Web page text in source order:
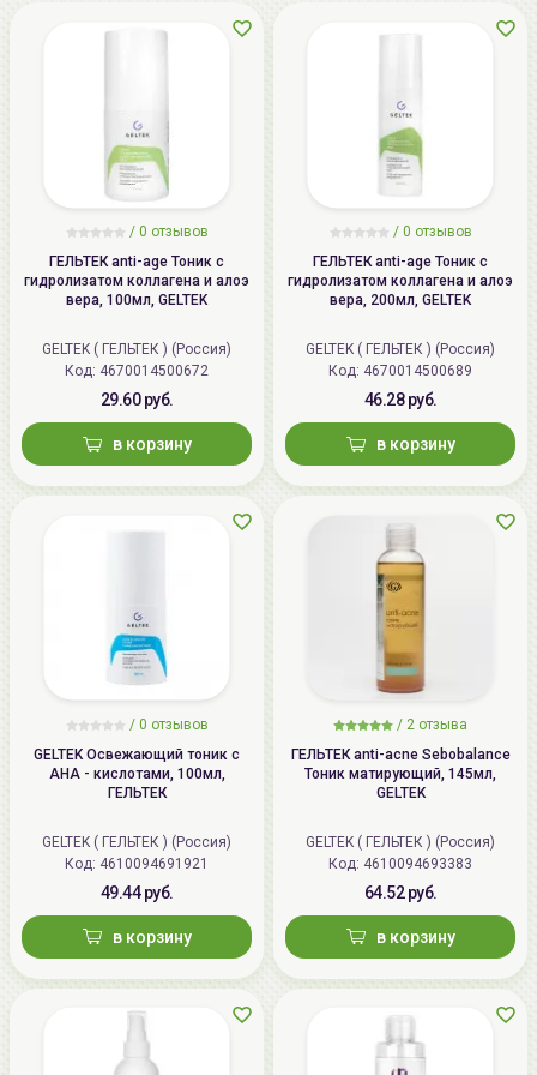
/ 0 отзывов
ГЕЛЬТЕК anti-age Тоник с
гидролизатом коллагена и алоэ
вера, 100мл, GELTEK
GELTEK ( ГЕЛЬТЕК ) (Россия)
Код: 4670014500672
29.60 руб.
в корзину
/ 0 отзывов
ГЕЛЬТЕК anti-age Тоник с
гидролизатом коллагена и алоэ
вера, 200мл, GELTEK
GELTEK ( ГЕЛЬТЕК ) (Россия)
Код: 4670014500689
46.28 руб.
в корзину
/ 0 отзывов
GELTEK Освежающий тоник с
АНА - кислотами, 100мл,
ГЕЛЬТЕК
GELTEK ( ГЕЛЬТЕК ) (Россия)
Код: 4610094691921
49.44 руб.
в корзину
/ 2 отзыва
ГЕЛЬТЕК anti-acne Sebobalance
Тоник матирующий, 145мл,
GELTEK
GELTEK ( ГЕЛЬТЕК ) (Россия)
Код: 4610094693383
64.52 руб.
в корзину